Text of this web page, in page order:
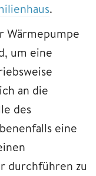
.
Wärmepumpe
um eine
an die
des
eine
durchführen zu